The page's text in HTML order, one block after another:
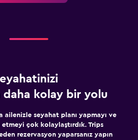
kolay bir yolu
ailenizle seyahat planı yapmayı ve
etmeyi çok kolaylaştırdık. Trips
rezervasyon yaparsanız yapın